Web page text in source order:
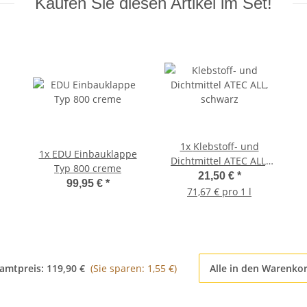
1x EDU Einbauklappe
Typ 800 creme
99,95 € *
1x Klebstoff- und
Dichtmittel ATEC ALL,
schwarz
21,50 € *
71,67 € pro 1 l
119,90 € (Sie sparen: 1,55 €) Alle in den